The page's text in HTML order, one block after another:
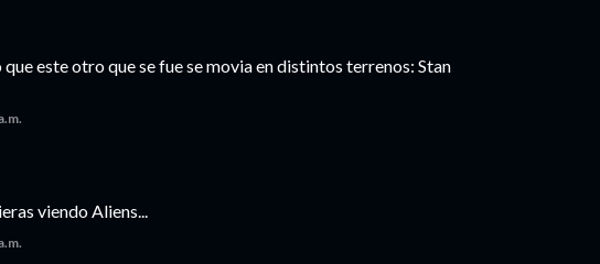
este otro que se fue se movia en distintos terrenos: Stan
viendo Aliens...